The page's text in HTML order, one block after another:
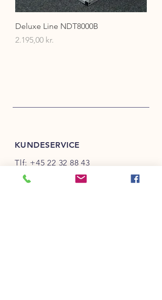
Deluxe Line NDT8000B
Pris
2.195,00 kr.
KUNDESERVICE
Tlf: +45 22 32 88 43
salg@bechtrade.dk